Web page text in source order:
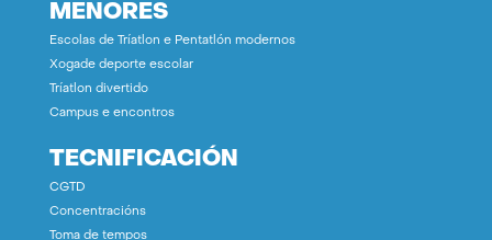
MENORES
Escolas de Tríatlon e Pentatlón modernos
Xogade deporte escolar
Tríatlon divertido
Campus e encontros
TECNIFICACIÓN
CGTD
Concentracións
Toma de tempos